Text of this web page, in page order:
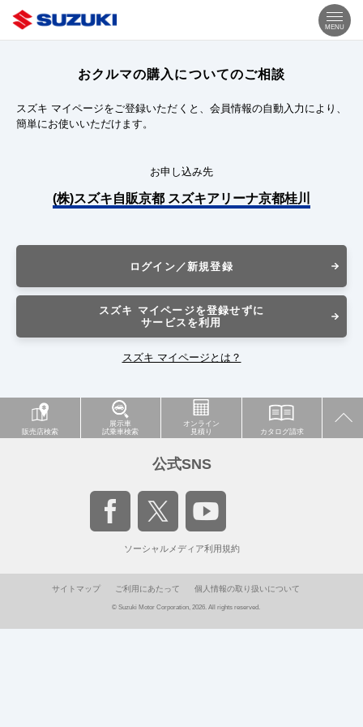
MENU
おクルマの購入についてのご相談
スズキ マイページをご登録いただくと、会員情報の自動入力により、
簡単にお使いいただけます。
お申し込み先
(株)スズキ自販京都 スズキアリーナ京都桂川
ログイン／新規登録
スズキ マイページを登録せずに
サービスを利用
スズキ マイページとは？
販売店検索
展示車
試乗車検索
オンライン
見積り
カタログ請求
公式SNS
ソーシャルメディア利用規約
サイトマップ ご利用にあたって 個人情報の取り扱いについて
© Suzuki Motor Corporation, 2026. All rights reserved.